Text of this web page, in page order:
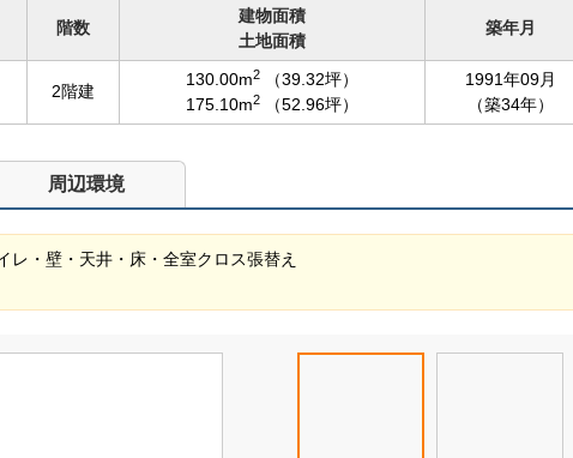
階数
建物面積
土地面積
築年月
2階建
130.00m2
（39.32坪）
175.10m2 （52.96坪）
1991年09月
（築34年）
周辺環境
・壁・天井・床・全室クロス張替え